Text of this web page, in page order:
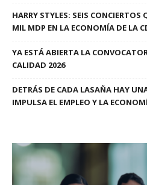
HARRY STYLES: SEIS
MIL MDP EN LA ECONOMÍA DE LA
YA ESTÁ ABIERTA LA
CALIDAD 2026
DETRÁS DE CADA LASAÑA HAY
IMPULSA EL EMPLEO Y LA